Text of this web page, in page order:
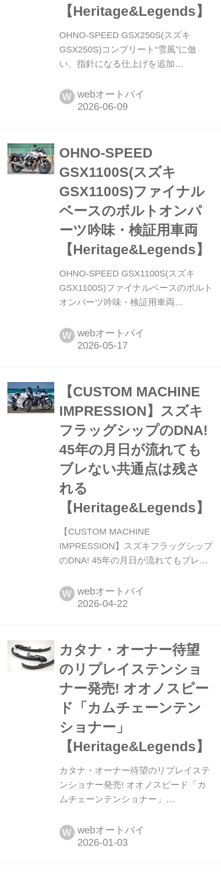
【Heritage&Legends】
OHNO-SPEED GSX250S(スズキ
GSX250S)コンプリート“雪風”に倣
い、指針になる仕上げを追加
ジェンズ 公式サイト ▶▶▶カスタム
とメンテナンスのことならヘリテイジ
GSX1100S/750SカタナやGS1000/S向
けに多くのオリジナルパーツの開発・
販売を行い、各オーナーが...
W webオートバイ
OHNO-SPEED
GSX1100S(スズキ
GSX1100S)ファイナル
ベースのボルトオンパ
ーツ吟味・検証用車両
【Heritage&Legends】
OHNO-SPEED GSX1100S(スズキ
GSX1100S)ファイナルベースのボルト
オンパーツ吟味・検証用車両
ジェンズ 公式サイト ▶▶▶カスタム
とメンテナンスのことならヘリテイジ
製作 スズキ・レジェンドモデルの筆頭
に挙がるカタナに車体系や外装だけで
なく、廃番の進むエンジン内部パーツ
の復刻...
W webオートバイ
【CUSTOM MACHINE
IMPRESSION】スズキ
フラッグシップのDNA!
45年の月日が流れても
ブレない共通点は残さ
れる
【Heritage&Legends】
【CUSTOM MACHINE
IMPRESSION】スズキフラッグシップ
のDNA! 45年の月日が流れてもブレな
【Heritage&Legends】 1981年のデビ
ュー以降、油冷GSX-Rの登場までの
キの現行ラインナップの頂点にいる
HAYABUSA。45年の時を経た両車に
は、果たして同じDNAが流れているの
か。ジャーナリスト・中村浩史が自身
のカタナと...
W webオートバイ
カタナ・オーナー待望
のリプレイステンショ
ナー発売! オオノスピー
ド「カムチェーンテン
ショナー」
【Heritage&Legends】
カタナ・オーナー待望のリプレイステ
ンショナー発売! オオノスピード「カ
ムチェーンテンショナー」
イジ&レジェンズ』が各社の注目の新
製品を紹介します。今回はオオノスピ
W webオートバイ